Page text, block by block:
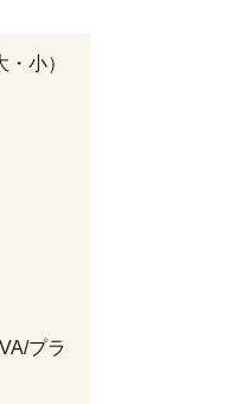
小）
プラ